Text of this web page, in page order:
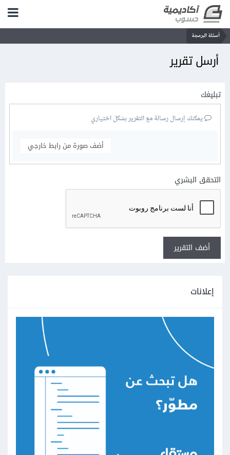
أسئلة البرمجة
أرسل تقرير
تبليغك
يمكنك إرسال رسالة مع التقرير بشكل اختياري
أضف صورة من رابط خارجي
التحقق البشري
أضف التقرير
إعلانات